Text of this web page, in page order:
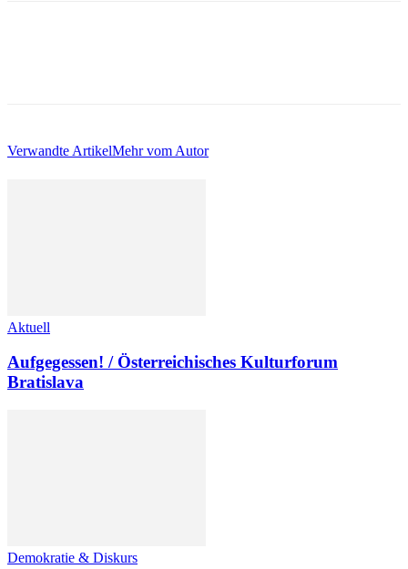
Verwandte ArtikelMehr vom Autor
Aktuell
Aufgegessen! / Österreichisches Kulturforum
Bratislava
Demokratie & Diskurs